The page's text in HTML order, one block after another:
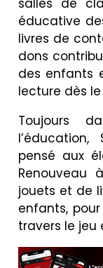
salles de
éducative
livres de
dons
des enfants
lecture dès
Toujours
l’éducation,
pensé aux
Renouveau
jouets et de
enfants,
travers le jeu